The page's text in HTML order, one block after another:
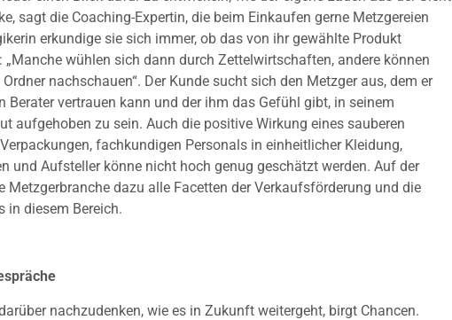
sagt die Coaching-Expertin, die beim Einkaufen gerne Metzgereien
erkundige sie sich immer, ob das von ihr gewählte Produkt
„Manche wühlen sich dann durch Zettelwirtschaften, andere können
nachschauen“. Der Kunde sucht sich den Metzger aus, dem er
Berater vertrauen kann und der ihm das Gefühl gibt, in seinem
aufgehoben zu sein. Auch die positive Wirkung eines sauberen
fachkundigen Personals in einheitlicher Kleidung,
und Aufsteller könne nicht hoch genug geschätzt werden. Auf der
Metzgerbranche dazu alle Facetten der Verkaufsförderung und die
in diesem Bereich.
nachzudenken, wie es in Zukunft weitergeht, birgt Chancen.